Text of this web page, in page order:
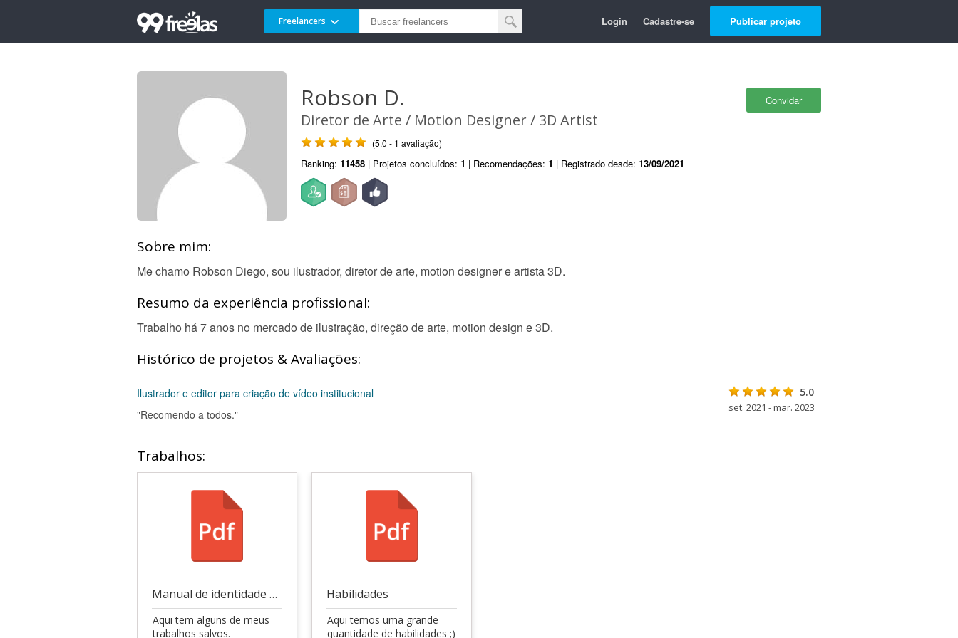
Freelancers Login Cadastre-se Publicar projeto
Convidar
Robson D.
Diretor de Arte / Motion Designer / 3D Artist
(5.0 - 1 avaliação)
Ranking: 11458 | Projetos concluídos: 1 | Recomendações: 1 | Registrado desde: 13/09/2021
Sobre mim:
Me chamo Robson Diego, sou ilustrador, diretor de arte, motion designer e artista 3D.
Resumo da experiência profissional:
Trabalho há 7 anos no mercado de ilustração, direção de arte, motion design e 3D.
Histórico de projetos & Avaliações:
Ilustrador e editor para criação de vídeo institucional
"Recomendo a todos."
5.0
set. 2021 - mar. 2023
Trabalhos:
Manual de identidade visual da prefeitura do Crato
Aqui tem alguns de meus
trabalhos salvos.
Habilidades
Aqui temos uma grande
quantidade de habilidades ;)